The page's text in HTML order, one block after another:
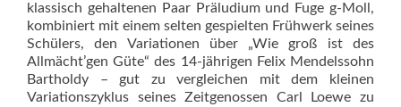
klassisch gehaltenen Paar Präludium und Fuge g-Moll,
kombiniert mit einem selten gespielten Frühwerk seines
Schülers, den Variationen über „Wie groß ist des
Allmächt’gen Güte“ des 14-jährigen Felix Mendelssohn
Bartholdy – gut zu vergleichen mit dem kleinen
Variationszyklus seines Zeitgenossen Carl Loewe zu